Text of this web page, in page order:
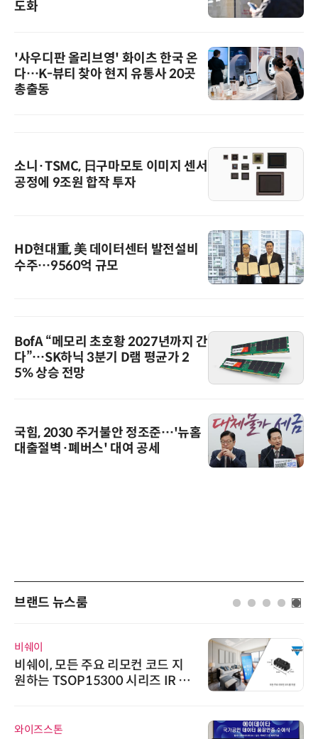
도화
'사우디판 올리브영' 화이츠 한국 온
다…K-뷰티 찾아 현지 유통사 20곳
총출동
소니·TSMC, 日구마모토 이미지 센서
공정에 9조원 합작 투자
HD현대重, 美 데이터센터 발전설비
수주…9560억 규모
BofA “메모리 초호황 2027년까지 간
다”…SK하닉 3분기 D램 평균가 2
5% 상승 전망
국힘, 2030 주거불안 정조준…'뉴홈
대출절벽·폐버스' 대여 공세
브랜드 뉴스룸
비쉐이
비쉐이, 모든 주요 리모컨 코드 지
원하는 TSOP15300 시리즈 IR 수
와이즈스톤